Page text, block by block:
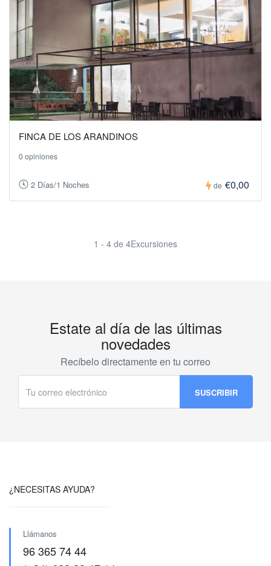
FINCA DE LOS ARANDINOS
0 opiniones
2 Días/1 Noches de €0,00
1 - 4 de 4Excursiones
Estate al día de las últimas
novedades
Recíbelo directamente en tu correo
¿NECESITAS AYUDA?
Llámanos
96 365 74 44